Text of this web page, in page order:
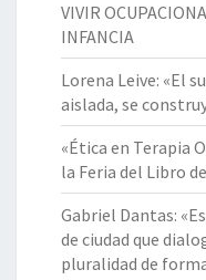
VIVIR
INFANCIA
Lorena Leive: «El
aislada, se
«Ética en Terapia
la Feria del Libro
Gabriel Dantas:
de ciudad que
pluralidad de